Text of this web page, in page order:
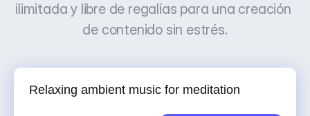
ilimitada y libre de regalías para una creación
de contenido sin estrés.